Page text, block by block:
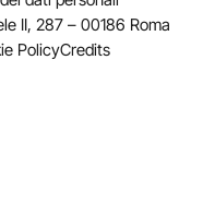
II, 287 – 00186 Roma
PolicyCredits